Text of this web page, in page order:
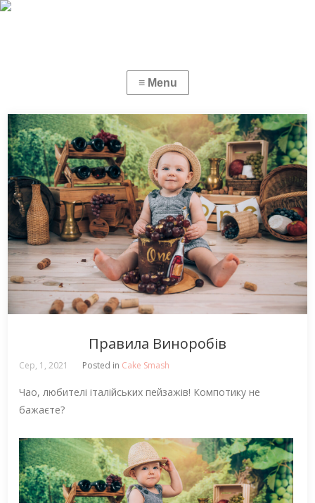
Правила Виноробів
Сер, 1, 2021 Posted in Cake Smash
Чао, любителі італійських пейзажів! Компотику не
бажаєте?